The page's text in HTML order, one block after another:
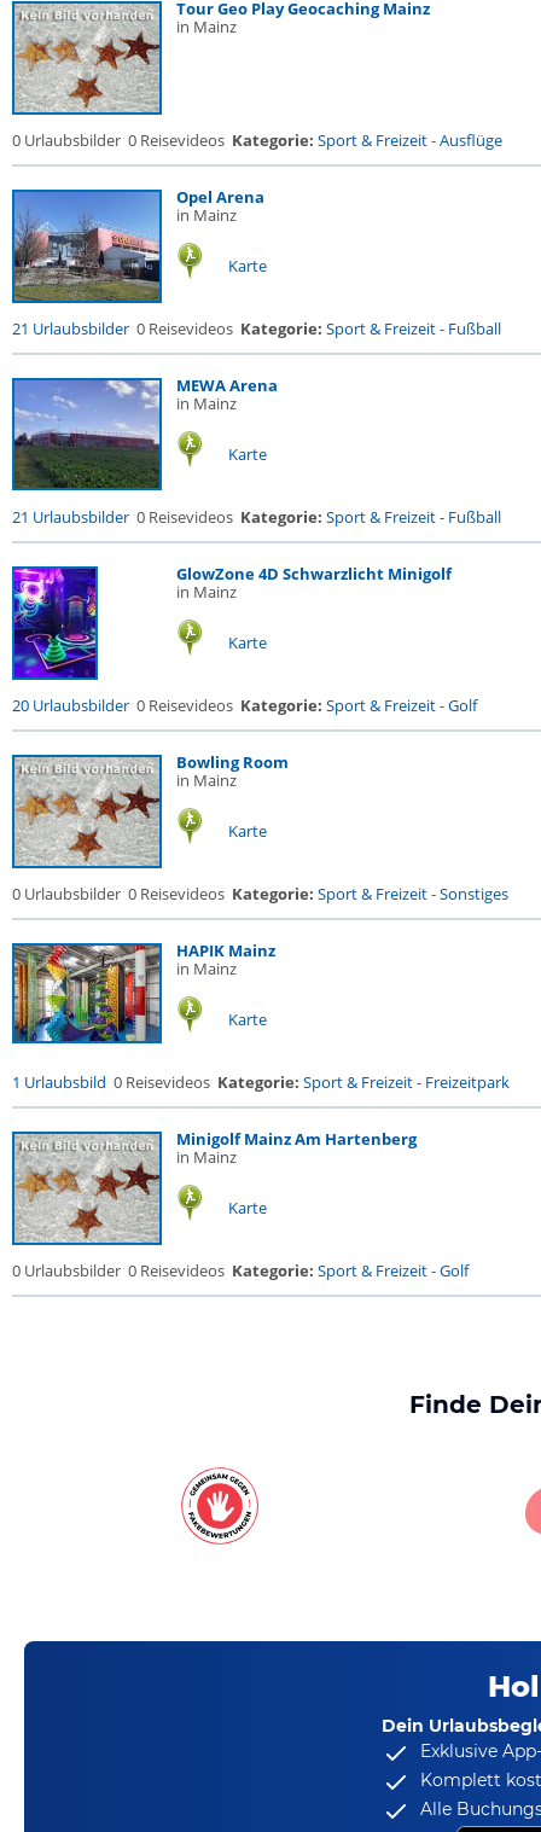
Tour Geo Play Geocaching Mainz
in Mainz
0 Urlaubsbilder 0 Reisevideos Kategorie: Sport & Freizeit-Ausflüge
Opel Arena
in Mainz
Karte
21 Urlaubsbilder 0 Reisevideos Kategorie: Sport & Freizeit- Fußball
MEWA Arena
in Mainz
Karte
21 Urlaubsbilder 0 Reisevideos Kategorie: Sport & Freizeit- Fußball
GlowZone 4D Schwarzlicht Minigolf
in Mainz
Karte
20 Urlaubsbilder 0 Reisevideos Kategorie: Sport & Freizeit-Golf
Bowling Room
in Mainz
Karte
0 Urlaubsbilder 0 Reisevideos Kategorie: Sport & Freizeit-Sonstiges
HAPIK Mainz
in Mainz
Karte
1 Urlaubsbild 0 Reisevideos Kategorie: Sport & Freizeit- Freizeitpark
Minigolf Mainz Am Hartenberg
in Mainz
Karte
0 Urlaubsbilder 0 Reisevideos Kategorie: Sport & Freizeit-Golf
Finde
Dein
Exklusive
Komplett
Alle